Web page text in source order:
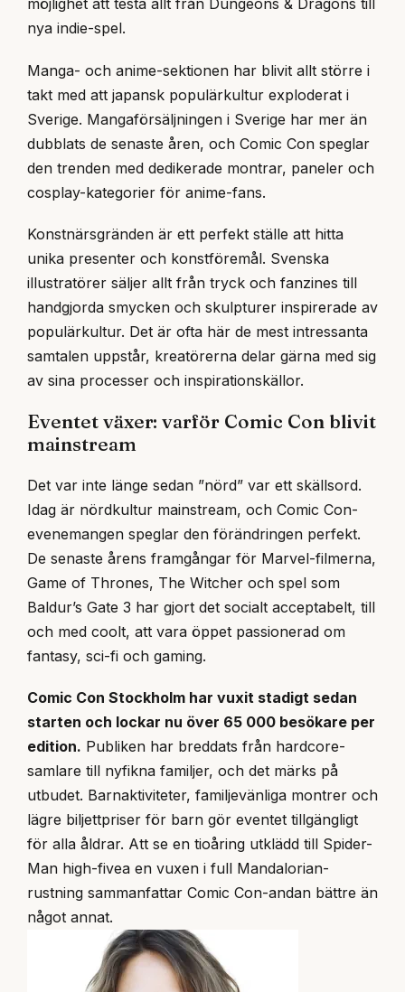
möjlighet att testa allt från Dungeons & Dragons till
nya indie-spel.
Manga- och anime-sektionen har blivit allt större i
takt med att japansk populärkultur exploderat i
Sverige. Mangaförsäljningen i Sverige har mer än
dubblats de senaste åren, och Comic Con speglar
den trenden med dedikerade montrar, paneler och
cosplay-kategorier för anime-fans.
Konstnärsgränden är ett perfekt ställe att hitta
unika presenter och konstföremål. Svenska
illustratörer säljer allt från tryck och fanzines till
handgjorda smycken och skulpturer inspirerade av
populärkultur. Det är ofta här de mest intressanta
samtalen uppstår, kreatörerna delar gärna med sig
av sina processer och inspirationskällor.
Eventet växer: varför Comic Con blivit
mainstream
Det var inte länge sedan ”nörd” var ett skällsord.
Idag är nördkultur mainstream, och Comic Con-
evenemangen speglar den förändringen perfekt.
De senaste årens framgångar för Marvel-filmerna,
Game of Thrones, The Witcher och spel som
Baldur’s Gate 3 har gjort det socialt acceptabelt, till
och med coolt, att vara öppet passionerad om
fantasy, sci-fi och gaming.
Comic Con Stockholm har vuxit stadigt sedan
starten och lockar nu över 65 000 besökare per
edition. Publiken har breddats från hardcore-
samlare till nyfikna familjer, och det märks på
utbudet. Barnaktiviteter, familjevänliga montrer och
lägre biljettpriser för barn gör eventet tillgängligt
för alla åldrar. Att se en tioåring utklädd till Spider-
Man high-fivea en vuxen i full Mandalorian-
rustning sammanfattar Comic Con-andan bättre än
något annat.